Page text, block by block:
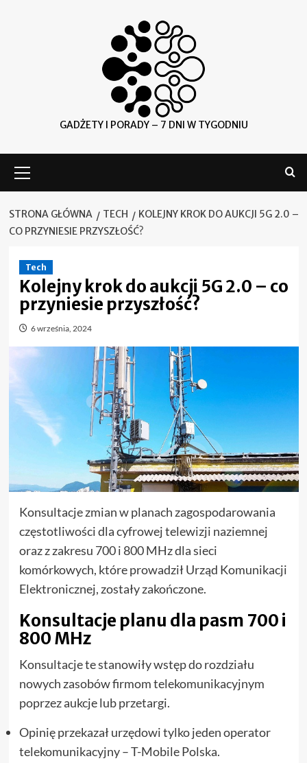
GADŻETY I PORADY – 7 DNI W TYGODNIU
główne
STRONA GŁÓWNA TECH
KOLEJNY KROK DO AUKCJI 5G 2.0 –
CO PRZYNIESIE PRZYSZŁOŚĆ?
Tech
Kolejny krok do aukcji 5G 2.0 – co
przyniesie przyszłość?
6 września, 2024
Konsultacje zmian w planach zagospodarowania
częstotliwości dla cyfrowej telewizji naziemnej
oraz z zakresu 700 i 800 MHz dla sieci
komórkowych, które prowadził Urząd Komunikacji
Elektronicznej, zostały zakończone.
Konsultacje planu dla pasm 700 i
800 MHz
Konsultacje te stanowiły wstęp do rozdziału
nowych zasobów firmom telekomunikacyjnym
poprzez aukcje lub przetargi.
Opinię przekazał urzędowi tylko jeden operator
telekomunikacyjny – T-Mobile Polska.